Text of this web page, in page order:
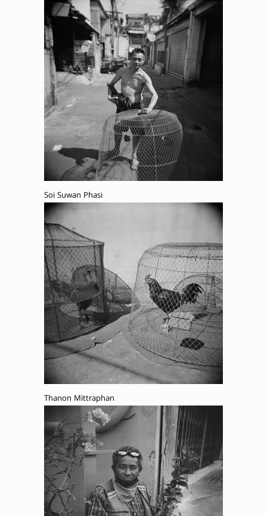
Soi Suwan Phasi
Thanon Mittraphan